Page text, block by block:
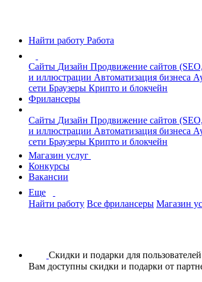
Найти работу Работа
Сайты Дизайн Продвижение сайтов
и иллюстрации Автоматизация бизнеса
сети Браузеры Крипто и блокчейн
Фрилансеры
Сайты Дизайн Продвижение сайтов
и иллюстрации Автоматизация бизнеса
сети Браузеры Крипто и блокчейн
Магазин услуг
Конкурсы
Вакансии
Еще
Найти работу Все фрилансеры Магазин
Скидки и подарки для
Вам доступны скидки и подарки от